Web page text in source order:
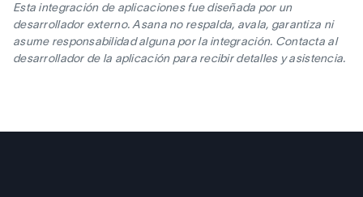
Esta integración de aplicaciones fue diseñada por un
desarrollador externo. Asana no respalda, avala, garantiza ni
asume responsabilidad alguna por la integración. Contacta al
desarrollador de la aplicación para recibir detalles y asistencia.